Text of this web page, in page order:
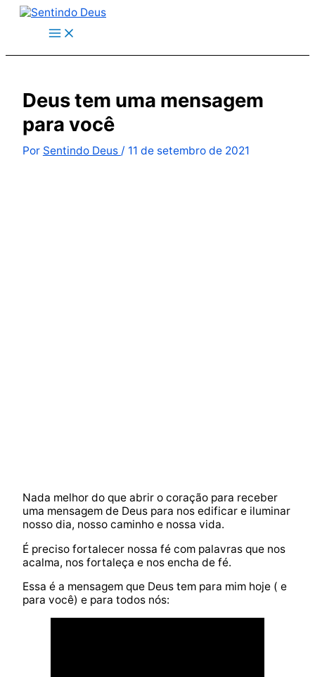
conteúdo
Deus tem uma mensagem
para você
Por Sentindo Deus / 11 de setembro de 2021
Nada melhor do que abrir o coração para receber
uma mensagem de Deus para nos edificar e iluminar
nosso dia, nosso caminho e nossa vida.
É preciso fortalecer nossa fé com palavras que nos
acalma, nos fortaleça e nos encha de fé.
Essa é a mensagem que Deus tem para mim hoje ( e
para você) e para todos nós: